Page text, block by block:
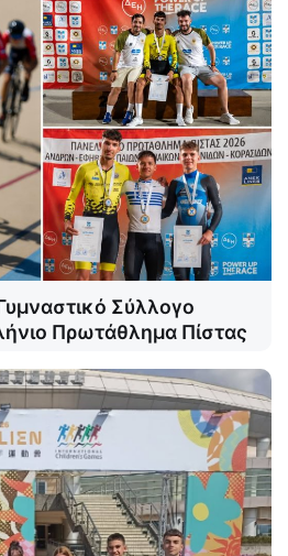
Σύλλογο
Πρωτάθλημα Πίστας